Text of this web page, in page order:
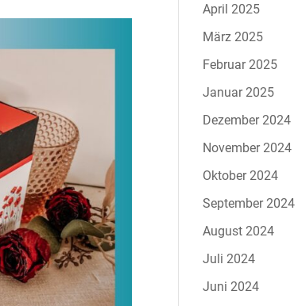
April 2025
März 2025
Februar 2025
Januar 2025
Dezember 2024
November 2024
Oktober 2024
September 2024
August 2024
Juli 2024
Juni 2024